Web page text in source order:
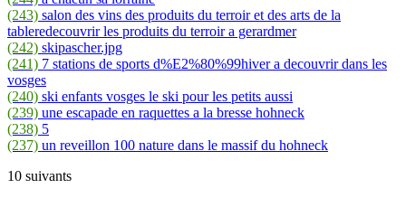
(243) salon des vins des produits du terroir et des arts de la
tableredecouvrir les produits du terroir a gerardmer
(242) skipascher.jpg
(241) 7 stations de sports d%E2%80%99hiver a decouvrir dans les
vosges
(240) ski enfants vosges le ski pour les petits aussi
(239) une escapade en raquettes a la bresse hohneck
(238) 5
(237) un reveillon 100 nature dans le massif du hohneck
10 suivants